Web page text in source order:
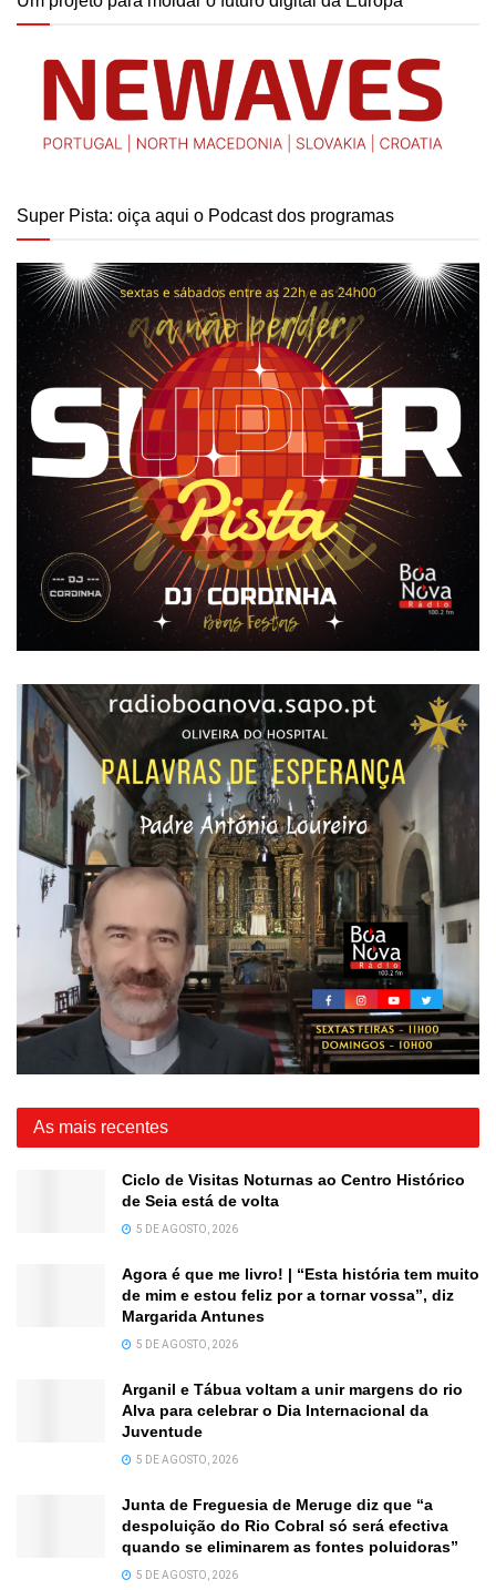
Super Pista: oiça aqui o Podcast dos programas
As mais recentes
Ciclo de Visitas Noturnas ao Centro Histórico
de Seia está de volta
5 DE AGOSTO, 2026
Agora é que me livro! | “Esta história tem muito
de mim e estou feliz por a tornar vossa”, diz
Margarida Antunes
5 DE AGOSTO, 2026
Arganil e Tábua voltam a unir margens do rio
Alva para celebrar o Dia Internacional da
Juventude
5 DE AGOSTO, 2026
Junta de Freguesia de Meruge diz que “a
despoluição do Rio Cobral só será efectiva
quando se eliminarem as fontes poluidoras”
5 DE AGOSTO, 2026